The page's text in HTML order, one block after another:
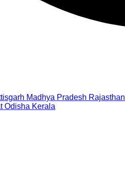
Madhya Pradesh Rajasthan
Odisha Kerala